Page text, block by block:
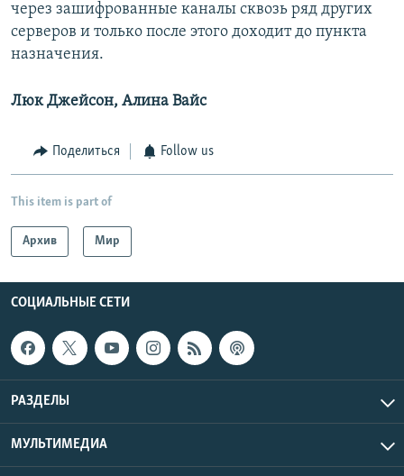
через зашифрованные каналы сквозь ряд других
серверов и только после этого доходит до пункта
назначения.
Люк Джейсон, Алина Вайс
Поделиться Follow us
This item is part of
Архив Мир
СОЦИАЛЬНЫЕ СЕТИ
РАЗДЕЛЫ
МУЛЬТИМЕДИА